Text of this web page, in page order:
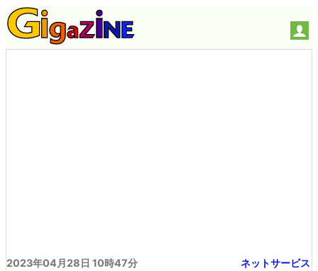
2023年04月28日 10時47分 ネットサービス